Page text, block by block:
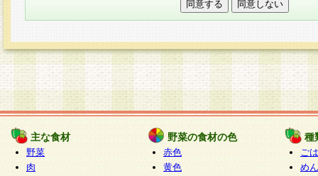
○個人情報の第三者提供について
力いただく個人情報は第三者に提供しません。
○個人情報の委託について
個人情報の取り扱いを外部に委託する場合は、
情報管理基準を満たす企業を選定して委託を行
が行われるよう監督します。
○開示対象個人情報の開示等および問い合わせ窓口
本人からの求めにより、当社が本件により取得
主な食材
野菜
肉
野菜の食材の色
赤色
黄色
種
ご
めん